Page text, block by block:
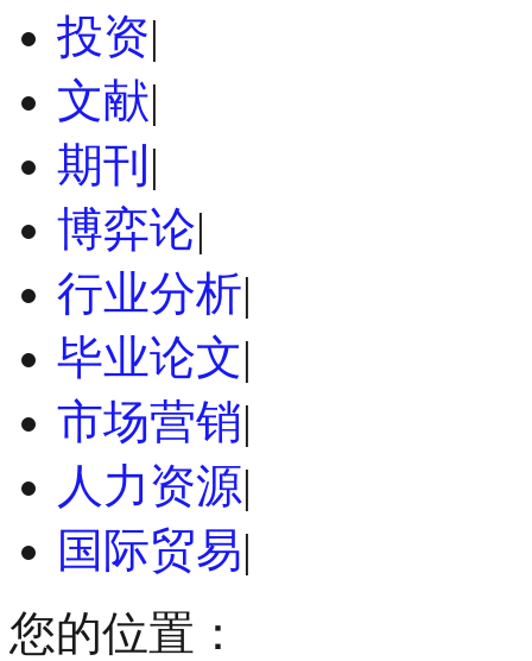
投资|
文献|
期刊 |
博弈论|
行业分析|
毕业论文|
市场营销|
人力资源|
国际贸易|
您的位置：